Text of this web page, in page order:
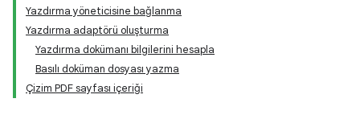
Yazdırma yöneticisine bağlanma
Yazdırma adaptörü oluşturma
Yazdırma dokümanı bilgilerini hesapla
Basılı doküman dosyası yazma
Çizim PDF sayfası içeriği